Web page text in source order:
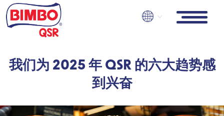
Skip
to
main
我们为 2025 年 QSR 的六大趋势感
到兴奋